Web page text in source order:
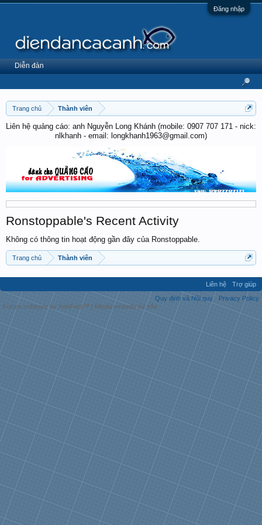
Đăng nhập
Trang chủ Thành viên
Liên hệ quảng cáo: anh Nguyễn Long Khánh (mobile: 0907 707 171 - nick:
nlkhanh - email: longkhanh1963@gmail.com)
Ronstoppable's Recent Activity
Không có thông tin hoạt động gần đây của Ronstoppable.
Trang chủ Thành viên
Diễn đàn
Liên hệ
Trợ giúp
Quy định và Nội quy
Privacy Policy
Forum software by XenForo™ | Media embeds by s9e